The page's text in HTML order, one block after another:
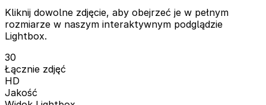
Kliknij dowolne zdjęcie, aby obejrzeć je w pełnym
rozmiarze w naszym interaktywnym podglądzie
Lightbox.
30
Łącznie zdjęć
HD
Jakość